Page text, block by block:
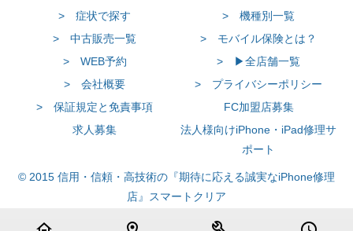
> 症状で探す
> 機種別一覧
> 中古販売一覧
> モバイル保険とは？
> WEB予約
> ▶全店舗一覧
> 会社概要
> プライバシーポリシー
> 保証規定と免責事項
FC加盟店募集
求人募集
法人様向けiPhone・iPad修理サ
ポート
© 2015 信用・信頼・高技術の『期待に応える誠実なiPhone修理
店』スマートクリア